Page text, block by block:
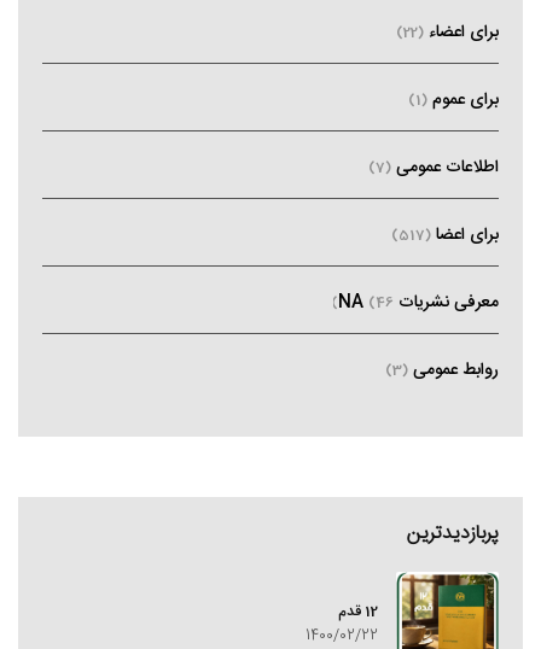
برای اعضاء (22)
برای عموم (1)
اطلاعات عمومی (7)
برای اعضا (517)
معرفی نشریات NA (46)
روابط عمومی (3)
پربازدیدترین
12 قدم
1400/02/22